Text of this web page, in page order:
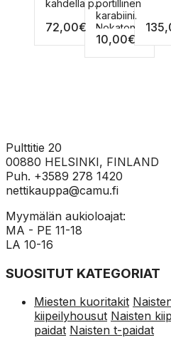
muunnelma.
tehdä
kahdella p...
72,00€
useampi
muunnelma.
Voit
tehdä
portillinen
karabiini.
Nokaton
keylock
10,00€
tehdä
Pulttitie 20
00880 HELSINKI, FINLAND
Puh. +3589 278 1420
nettikauppa@camu.fi
Myymälän aukioloajat:
MA - PE 11-18
LA 10-16
SUOSITUT KATEGORIAT
Miesten kuoritakit
kiipeilyhousut Naisten
paidat Naisten t-paidat